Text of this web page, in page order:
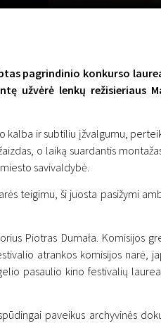
pagrindinio konkurso
užvėrė lenkų režisieriaus
kalba ir subtiliu įžvalgumu,
o laiką suardantis
savivaldybė.
teigimu, ši juosta pasižymi
Piotras Dumała. Komisijos
atrankos komisijos narė,
pasaulio kino festivalių
paveikus archyvinės